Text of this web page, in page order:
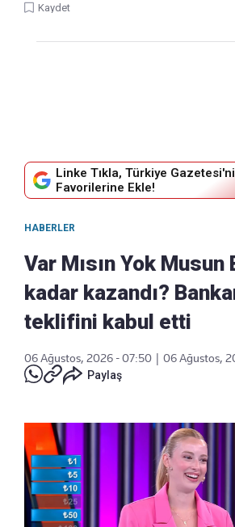
Kaydet
Linke Tıkla, Türkiye
Favorilerine Ekle!
HABERLER
Var Mısın Yok Musun
kadar kazandı?
teklifini kabul etti
06 Ağustos, 2026 - 07:50 | 06 Ağustos,
Paylaş